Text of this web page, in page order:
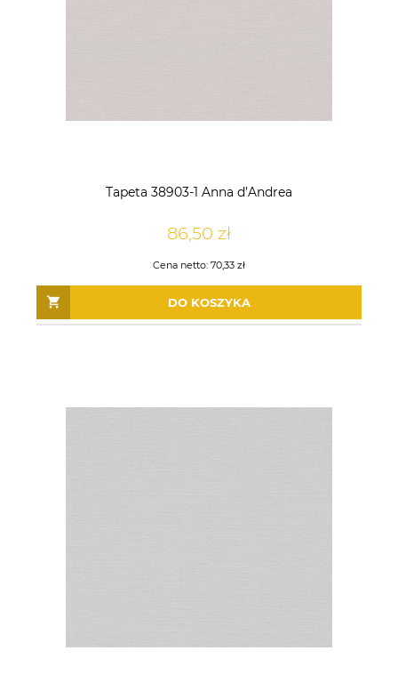
Tapeta 38903-1 Anna d’Andrea
86,50 zł
Cena netto: 70,33 zł
DO KOSZYKA